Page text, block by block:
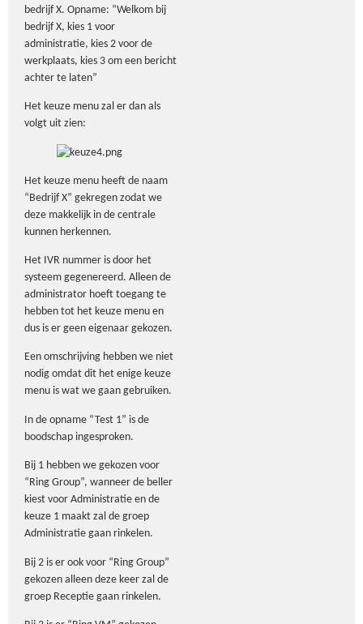
bedrijf X. Opname: “Welkom bij
bedrijf X, kies 1 voor
administratie, kies 2 voor de
werkplaats, kies 3 om een bericht
achter te laten”
Het keuze menu zal er dan als
volgt uit zien:
Het keuze menu heeft de naam
“Bedrijf X” gekregen zodat we
deze makkelijk in de centrale
kunnen herkennen.
Het IVR nummer is door het
systeem gegenereerd. Alleen de
administrator hoeft toegang te
hebben tot het keuze menu en
dus is er geen eigenaar gekozen.
Een omschrijving hebben we niet
nodig omdat dit het enige keuze
menu is wat we gaan gebruiken.
In de opname “Test 1” is de
boodschap ingesproken.
Bij 1 hebben we gekozen voor
“Ring Group”, wanneer de beller
kiest voor Administratie en de
keuze 1 maakt zal de groep
Administratie gaan rinkelen.
Bij 2 is er ook voor “Ring Group”
gekozen alleen deze keer zal de
groep Receptie gaan rinkelen.